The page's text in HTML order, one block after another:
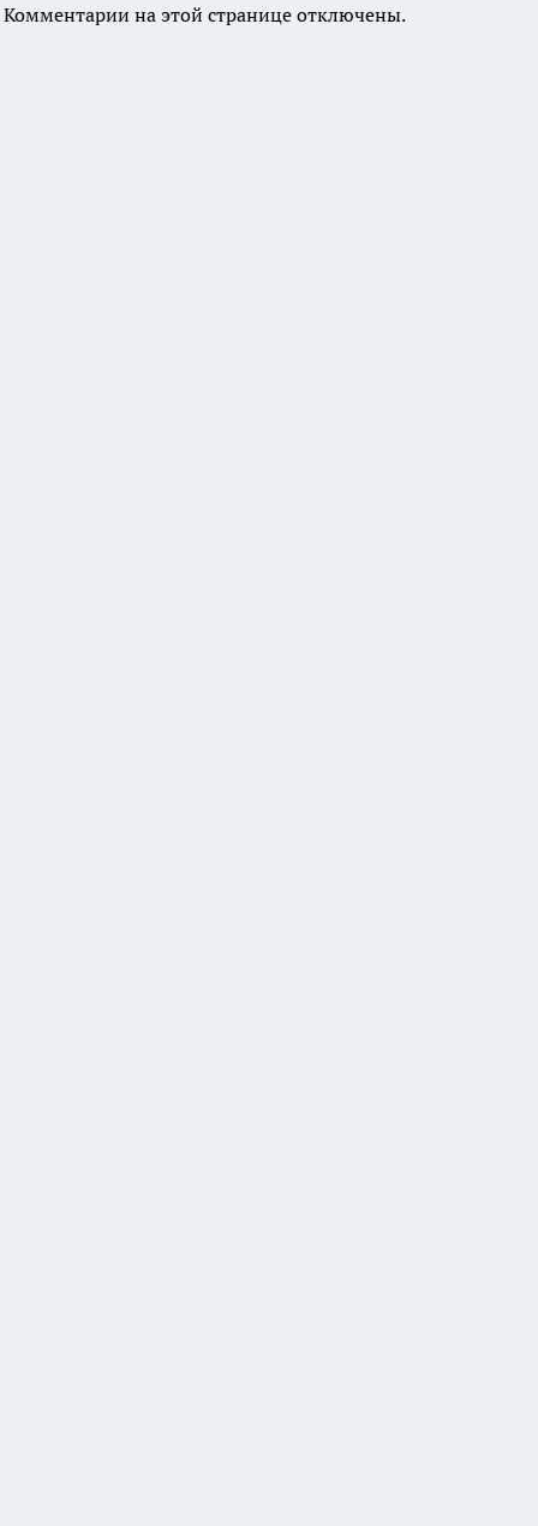
Комментарии на этой странице отключены.